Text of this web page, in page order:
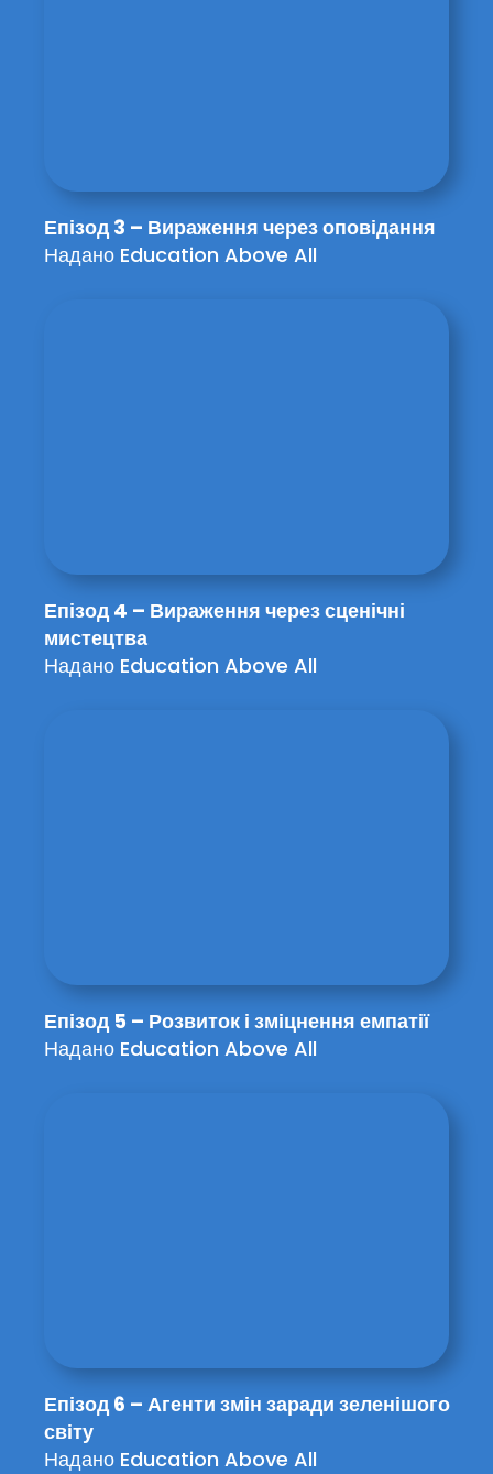
Епізод 3 – Вираження через оповідання
Надано Education Above All
Епізод 4 – Вираження через сценічні
мистецтва
Надано Education Above All
Епізод 5 – Розвиток і зміцнення емпатії
Надано Education Above All
Епізод 6 – Агенти змін заради зеленішого
світу
Надано Education Above All